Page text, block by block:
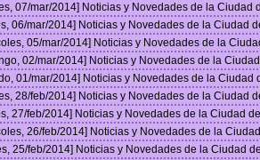
07/mar/2014] Noticias y Novedades de la Ciudad
06/mar/2014] Noticias y Novedades de la Ciudad
05/mar/2014] Noticias y Novedades de la
02/mar/2014] Noticias y Novedades de la
01/mar/2014] Noticias y Novedades de la Ciudad
28/feb/2014] Noticias y Novedades de la Ciudad
27/feb/2014] Noticias y Novedades de la Ciudad
26/feb/2014] Noticias y Novedades de la
25/feb/2014] Noticias y Novedades de la Ciudad